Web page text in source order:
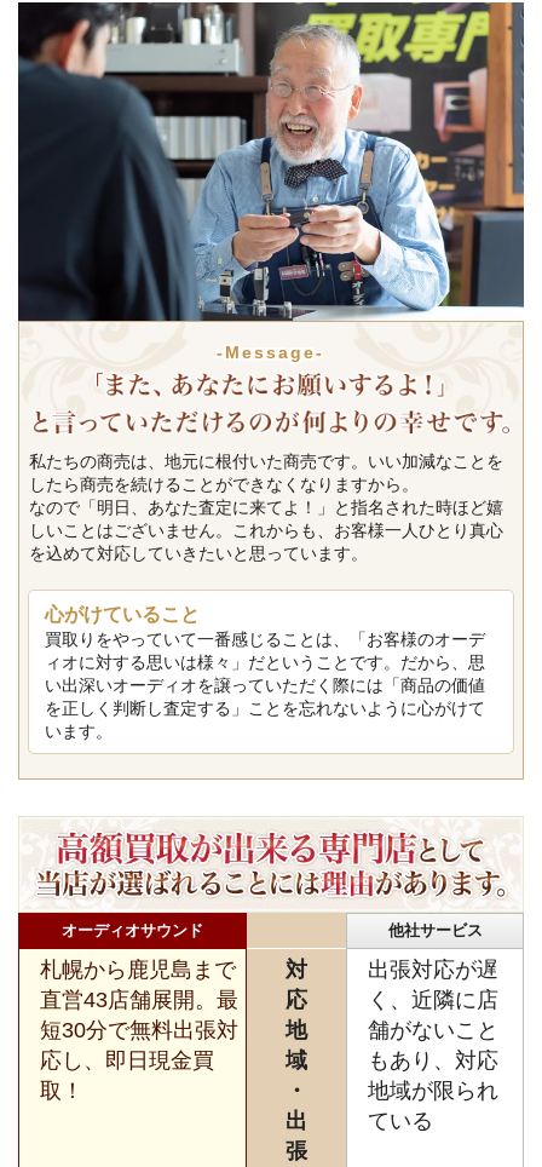
-Message-
私たちの商売は、地元に根付いた商売です。いい加減なことを
したら商売を続けることができなくなりますから。
なので「明日、あなた査定に来てよ！」と指名された時ほど嬉
しいことはございません。これからも、お客様一人ひとり真心
を込めて対応していきたいと思っています。
心がけていること
買取りをやっていて一番感じることは、「お客様のオーデ
ィオに対する思いは様々」だということです。だから、思
い出深いオーディオを譲っていただく際には「商品の価値
を正しく判断し査定する」ことを忘れないように心がけて
います。
オーディオサウンド 他社サービス
札幌から鹿児島まで
直営43店舗展開。最
短30分で無料出張対
応し、即日現金買
取！
対
応
地
域
・
出
張
出張対応が遅
く、近隣に店
舗がないこと
もあり、対応
地域が限られ
ている